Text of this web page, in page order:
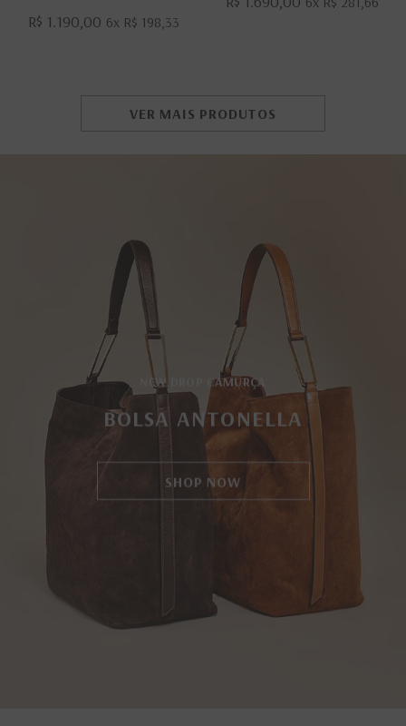
R$ 1.190,00 6x R$ 198,33
VER MAIS PRODUTOS
NEW DROP CAMURÇA
BOLSA ANTONELLA
SHOP NOW